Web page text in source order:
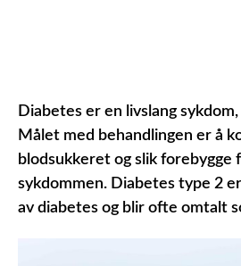
Diabetes er en livslang
Målet med behandlingen er å
blodsukkeret og slik forebygge
sykdommen. Diabetes type 2
av diabetes og blir ofte omtalt